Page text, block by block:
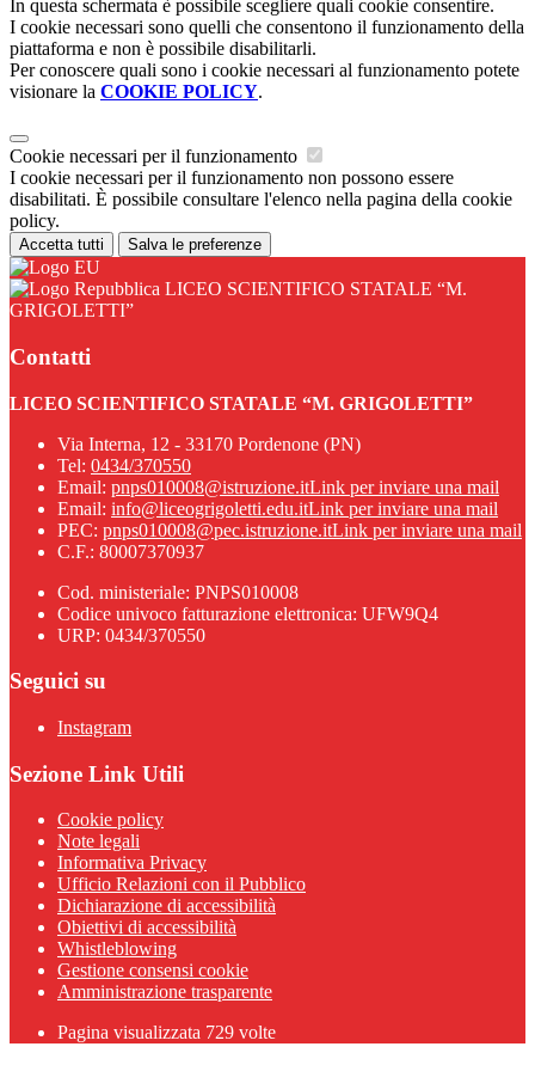
In questa schermata è possibile scegliere quali cookie consentire.
I cookie necessari sono quelli che consentono il funzionamento della
piattaforma e non è possibile disabilitarli.
Per conoscere quali sono i cookie necessari al funzionamento potete
visionare la COOKIE POLICY.
Cookie necessari per il funzionamento
I cookie necessari per il funzionamento non possono essere
disabilitati. È possibile consultare l'elenco nella pagina della cookie
policy.
Accetta tutti Salva le preferenze
LICEO SCIENTIFICO STATALE “M.
GRIGOLETTI”
Contatti
LICEO SCIENTIFICO STATALE “M. GRIGOLETTI”
Via Interna, 12 - 33170 Pordenone (PN)
Tel: 0434/370550
Email: pnps010008@istruzione.itLink per inviare una mail
Email: info@liceogrigoletti.edu.itLink per inviare una mail
PEC: pnps010008@pec.istruzione.itLink per inviare una mail
C.F.: 80007370937
Cod. ministeriale: PNPS010008
Codice univoco fatturazione elettronica: UFW9Q4
URP: 0434/370550
Seguici su
Instagram
Sezione Link Utili
Cookie policy
Note legali
Informativa Privacy
Ufficio Relazioni con il Pubblico
Dichiarazione di accessibilità
Obiettivi di accessibilità
Whistleblowing
Gestione consensi cookie
Amministrazione trasparente
Pagina visualizzata 729 volte